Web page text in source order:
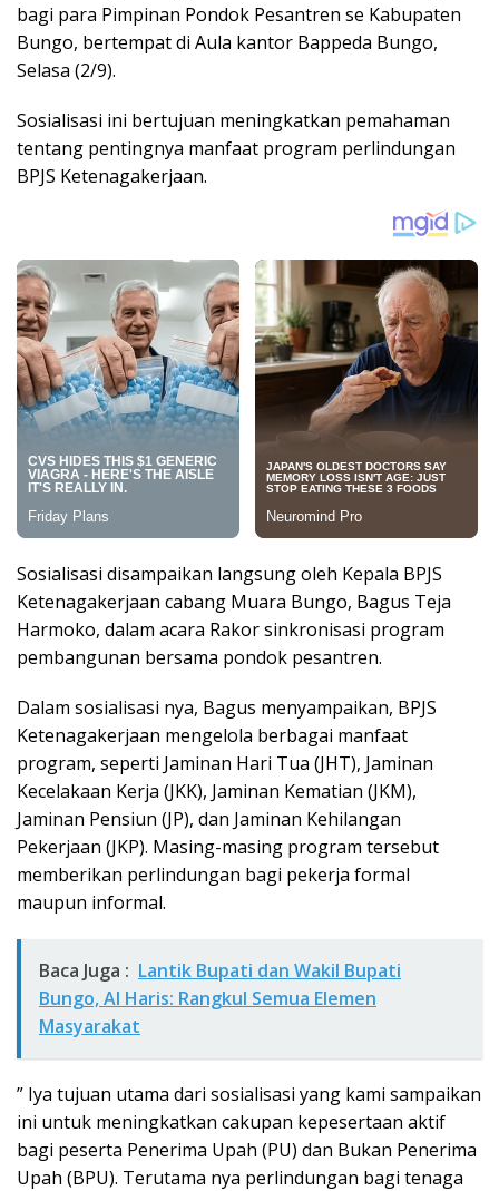
bagi para Pimpinan Pondok Pesantren se Kabupaten
Bungo, bertempat di Aula kantor Bappeda Bungo,
Selasa (2/9).
Sosialisasi ini bertujuan meningkatkan pemahaman
tentang pentingnya manfaat program perlindungan
BPJS Ketenagakerjaan.
Sosialisasi disampaikan langsung oleh Kepala BPJS
Ketenagakerjaan cabang Muara Bungo, Bagus Teja
Harmoko, dalam acara Rakor sinkronisasi program
pembangunan bersama pondok pesantren.
Dalam sosialisasi nya, Bagus menyampaikan, BPJS
Ketenagakerjaan mengelola berbagai manfaat
program, seperti Jaminan Hari Tua (JHT), Jaminan
Kecelakaan Kerja (JKK), Jaminan Kematian (JKM),
Jaminan Pensiun (JP), dan Jaminan Kehilangan
Pekerjaan (JKP). Masing-masing program tersebut
memberikan perlindungan bagi pekerja formal
maupun informal.
Baca Juga : Lantik Bupati dan Wakil Bupati
Bungo, Al Haris: Rangkul Semua Elemen
Masyarakat
” Iya tujuan utama dari sosialisasi yang kami sampaikan
ini untuk meningkatkan cakupan kepesertaan aktif
bagi peserta Penerima Upah (PU) dan Bukan Penerima
Upah (BPU). Terutama nya perlindungan bagi tenaga